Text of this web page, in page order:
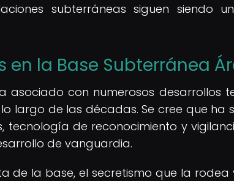
subterráneas siguen siendo
la Base Subterránea
asociado con numerosos desarrollos
largo de las décadas. Se cree que ha
tecnología de reconocimiento y
de vanguardia.
de la base, el secretismo que la rodea